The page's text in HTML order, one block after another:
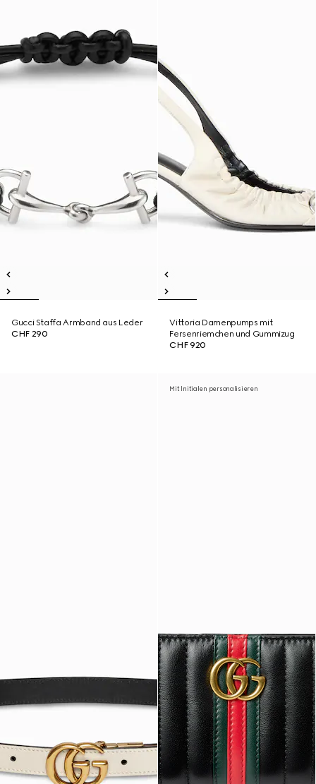
Gucci Staffa Armband aus Leder
CHF 290
Vittoria Damenpumps mit
Fersenriemchen und Gummizug
CHF 920
Mit Initialen personalisieren